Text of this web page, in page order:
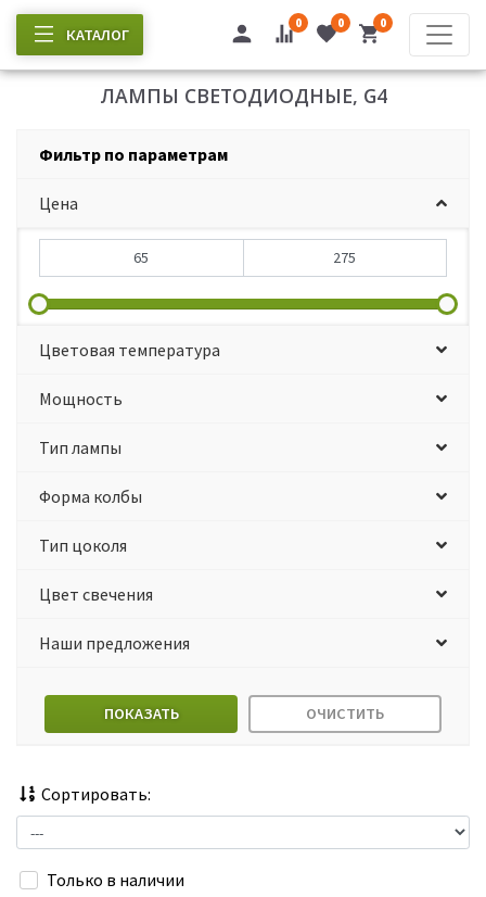
КАТАЛОГ
0 0 0
ЛАМПЫ СВЕТОДИОДНЫЕ, G4
Фильтр по параметрам
Цена
Цветовая температура
Мощность
Тип лампы
Форма колбы
Тип цоколя
Цвет свечения
Наши предложения
ПОКАЗАТЬ ОЧИСТИТЬ
Сортировать:
Только в наличии